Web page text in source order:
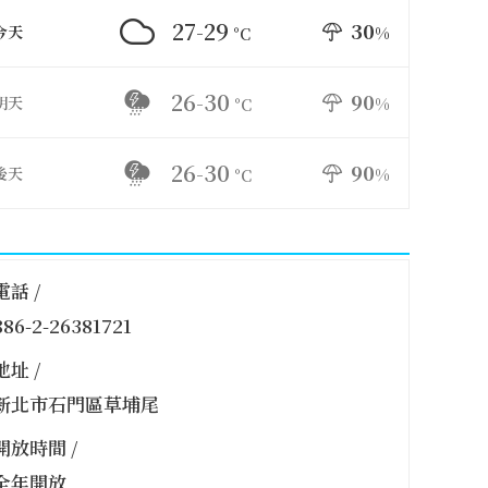
天 27-29 °C 30%
天 26-30 °C 90%
天 26-30 °C 90%
話 /
2-26381721
址 /
北市石門區草埔尾
放時間 /
年開放